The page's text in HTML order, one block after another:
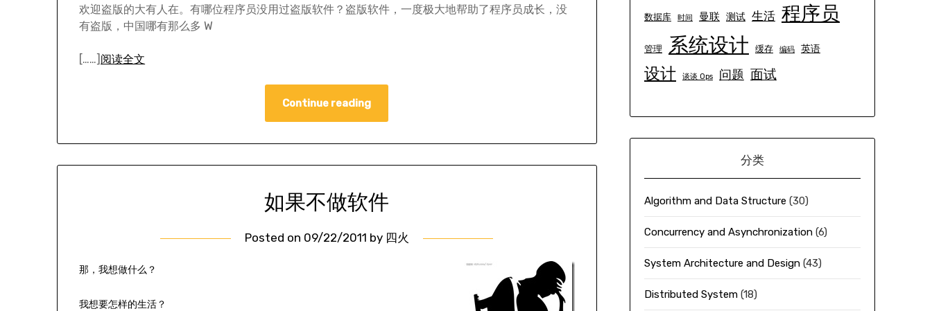
欢迎盗版的大有人在。有哪位程序员没用过盗版软件？盗版软件，一度极大地帮助了程序员成长，没
有盗版，中国哪有那么多 W
[……] 阅读全文
Continue reading
如果不做软件
Posted on 09/22/2011 by 四火
那，我想做什么？
我想要怎样的生活？
数据库 时间 曼联 测试 生活 程序员
管理 系统设计 缓存 编码 英语
设计 谈谈 Ops 问题 面试
分类
Algorithm and Data Structure (30)
Concurrency and Asynchronization(6)
System Architecture and Design(43)
Distributed System(18)